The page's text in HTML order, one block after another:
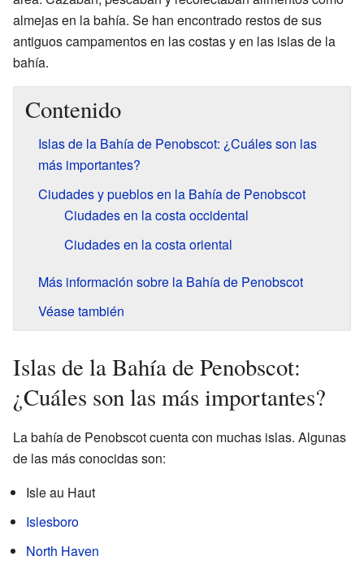
almejas en la bahía. Se han encontrado restos de sus
antiguos campamentos en las costas y en las islas de la
bahía.
Contenido
Islas de la Bahía de Penobscot: ¿Cuáles son las
más importantes?
Ciudades y pueblos en la Bahía de Penobscot
Ciudades en la costa occidental
Ciudades en la costa oriental
Más información sobre la Bahía de Penobscot
Véase también
Islas de la Bahía de Penobscot:
¿Cuáles son las más importantes?
La bahía de Penobscot cuenta con muchas islas. Algunas
de las más conocidas son:
Isle au Haut
Islesboro
North Haven